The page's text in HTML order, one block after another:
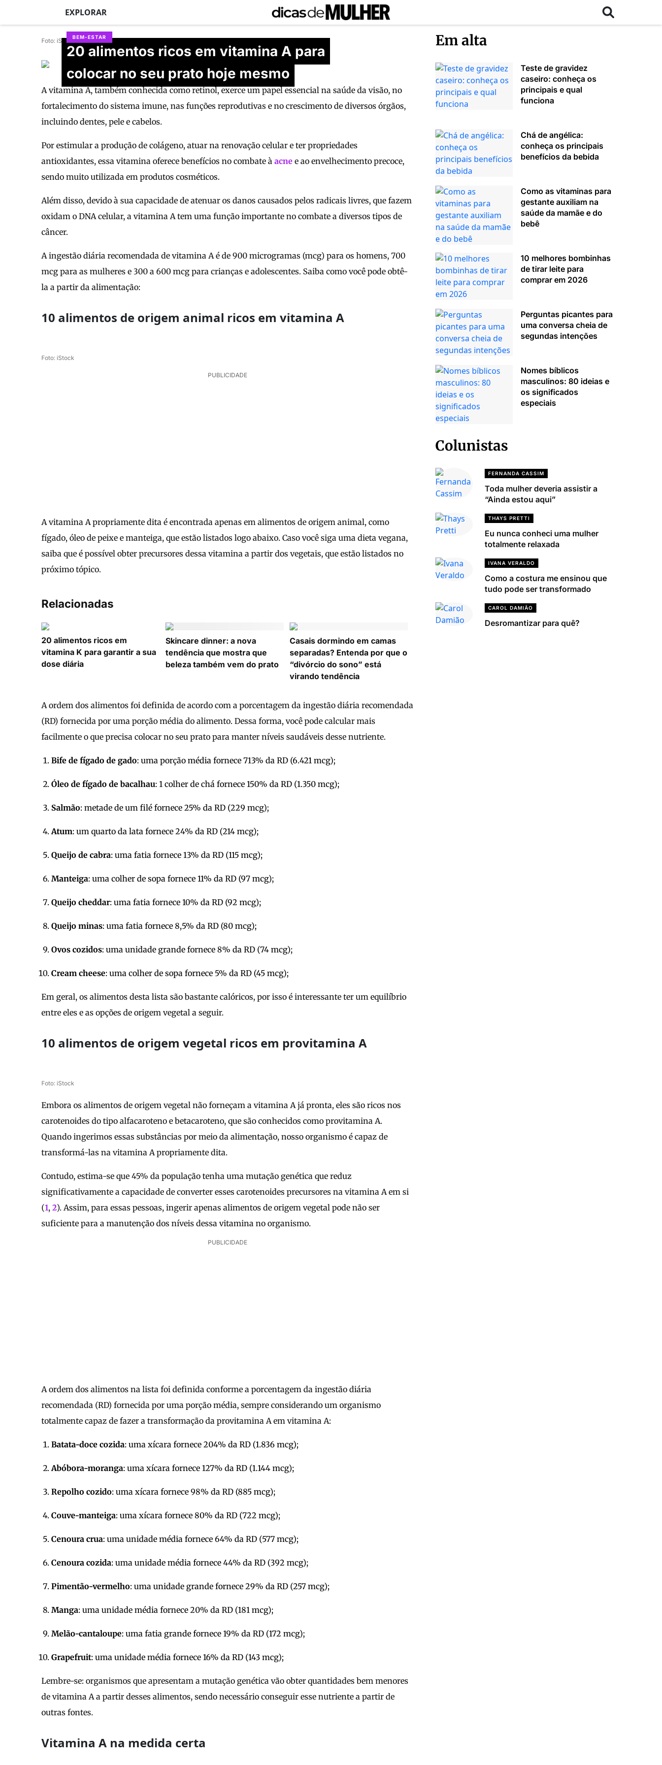
EXPLORAR
BEM-ESTAR
20 alimentos ricos em vitamina A para
colocar no seu prato hoje mesmo
Foto: iStock
Atualizado em 30/06/2026
A vitamina A, também conhecida como retinol, exerce um papel essencial na saúde da visão, no
fortalecimento do sistema imune, nas funções reprodutivas e no crescimento de diversos órgãos,
incluindo dentes, pele e cabelos.
Por estimular a produção de colágeno, atuar na renovação celular e ter propriedades
antioxidantes, essa vitamina oferece benefícios no combate à acne e ao envelhecimento precoce,
sendo muito utilizada em produtos cosméticos.
Além disso, devido à sua capacidade de atenuar os danos causados pelos radicais livres, que fazem
oxidam o DNA celular, a vitamina A tem uma função importante no combate a diversos tipos de
câncer.
A ingestão diária recomendada de vitamina A é de 900 microgramas (mcg) para os homens, 700
mcg para as mulheres e 300 a 600 mcg para crianças e adolescentes. Saiba como você pode obtê-
la a partir da alimentação:
10 alimentos de origem animal ricos em vitamina A
Foto: iStock
PUBLICIDADE
A vitamina A propriamente dita é encontrada apenas em alimentos de origem animal, como
fígado, óleo de peixe e manteiga, que estão listados logo abaixo. Caso você siga uma dieta vegana,
saiba que é possível obter precursores dessa vitamina a partir dos vegetais, que estão listados no
próximo tópico.
Relacionadas
20 alimentos ricos em
vitamina K para garantir a sua
dose diária
Skincare dinner: a nova
tendência que mostra que
beleza também vem do prato
Casais dormindo em camas
separadas? Entenda por que o
“divórcio do sono” está
virando tendência
A ordem dos alimentos foi definida de acordo com a porcentagem da ingestão diária recomendada
(RD) fornecida por uma porção média do alimento. Dessa forma, você pode calcular mais
facilmente o que precisa colocar no seu prato para manter níveis saudáveis desse nutriente.
Bife de fígado de gado: uma porção média fornece 713% da RD (6.421 mcg);
Óleo de fígado de bacalhau: 1 colher de chá fornece 150% da RD (1.350 mcg);
Salmão: metade de um filé fornece 25% da RD (229 mcg);
Atum: um quarto da lata fornece 24% da RD (214 mcg);
Queijo de cabra: uma fatia fornece 13% da RD (115 mcg);
Manteiga: uma colher de sopa fornece 11% da RD (97 mcg);
Queijo cheddar: uma fatia fornece 10% da RD (92 mcg);
Queijo minas: uma fatia fornece 8,5% da RD (80 mcg);
Ovos cozidos: uma unidade grande fornece 8% da RD (74 mcg);
Cream cheese: uma colher de sopa fornece 5% da RD (45 mcg);
Em geral, os alimentos desta lista são bastante calóricos, por isso é interessante ter um equilíbrio
entre eles e as opções de origem vegetal a seguir.
10 alimentos de origem vegetal ricos em provitamina A
Foto: iStock
Embora os alimentos de origem vegetal não forneçam a vitamina A já pronta, eles são ricos nos
carotenoides do tipo alfacaroteno e betacaroteno, que são conhecidos como provitamina A.
Quando ingerimos essas substâncias por meio da alimentação, nosso organismo é capaz de
transformá-las na vitamina A propriamente dita.
Contudo, estima-se que 45% da população tenha uma mutação genética que reduz
significativamente a capacidade de converter esses carotenoides precursores na vitamina A em si
(1, 2). Assim, para essas pessoas, ingerir apenas alimentos de origem vegetal pode não ser
suficiente para a manutenção dos níveis dessa vitamina no organismo.
PUBLICIDADE
A ordem dos alimentos na lista foi definida conforme a porcentagem da ingestão diária
recomendada (RD) fornecida por uma porção média, sempre considerando um organismo
totalmente capaz de fazer a transformação da provitamina A em vitamina A:
Batata-doce cozida: uma xícara fornece 204% da RD (1.836 mcg);
Abóbora-moranga: uma xícara fornece 127% da RD (1.144 mcg);
Repolho cozido: uma xícara fornece 98% da RD (885 mcg);
Couve-manteiga: uma xícara fornece 80% da RD (722 mcg);
Cenoura crua: uma unidade média fornece 64% da RD (577 mcg);
Cenoura cozida: uma unidade média fornece 44% da RD (392 mcg);
Pimentão-vermelho: uma unidade grande fornece 29% da RD (257 mcg);
Manga: uma unidade média fornece 20% da RD (181 mcg);
Melão-cantaloupe: uma fatia grande fornece 19% da RD (172 mcg);
Grapefruit: uma unidade média fornece 16% da RD (143 mcg);
Lembre-se: organismos que apresentam a mutação genética vão obter quantidades bem menores
de vitamina A a partir desses alimentos, sendo necessário conseguir esse nutriente a partir de
outras fontes.
Vitamina A na medida certa
Em alta
Teste de gravidez
caseiro: conheça os
principais e qual
funciona
Chá de angélica:
conheça os principais
benefícios da bebida
Como as vitaminas para
gestante auxiliam na
saúde da mamãe e do
bebê
10 melhores bombinhas
de tirar leite para
comprar em 2026
Perguntas picantes para
uma conversa cheia de
segundas intenções
Nomes bíblicos
masculinos: 80 ideias e
os significados
especiais
Colunistas
FERNANDA CASSIM
Toda mulher deveria assistir a
“Ainda estou aqui”
THAYS PRETTI
Eu nunca conheci uma mulher
totalmente relaxada
IVANA VERALDO
Como a costura me ensinou que
tudo pode ser transformado
CAROL DAMIÃO
Desromantizar para quê?